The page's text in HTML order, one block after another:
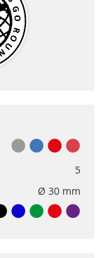
5
Ø 30 mm